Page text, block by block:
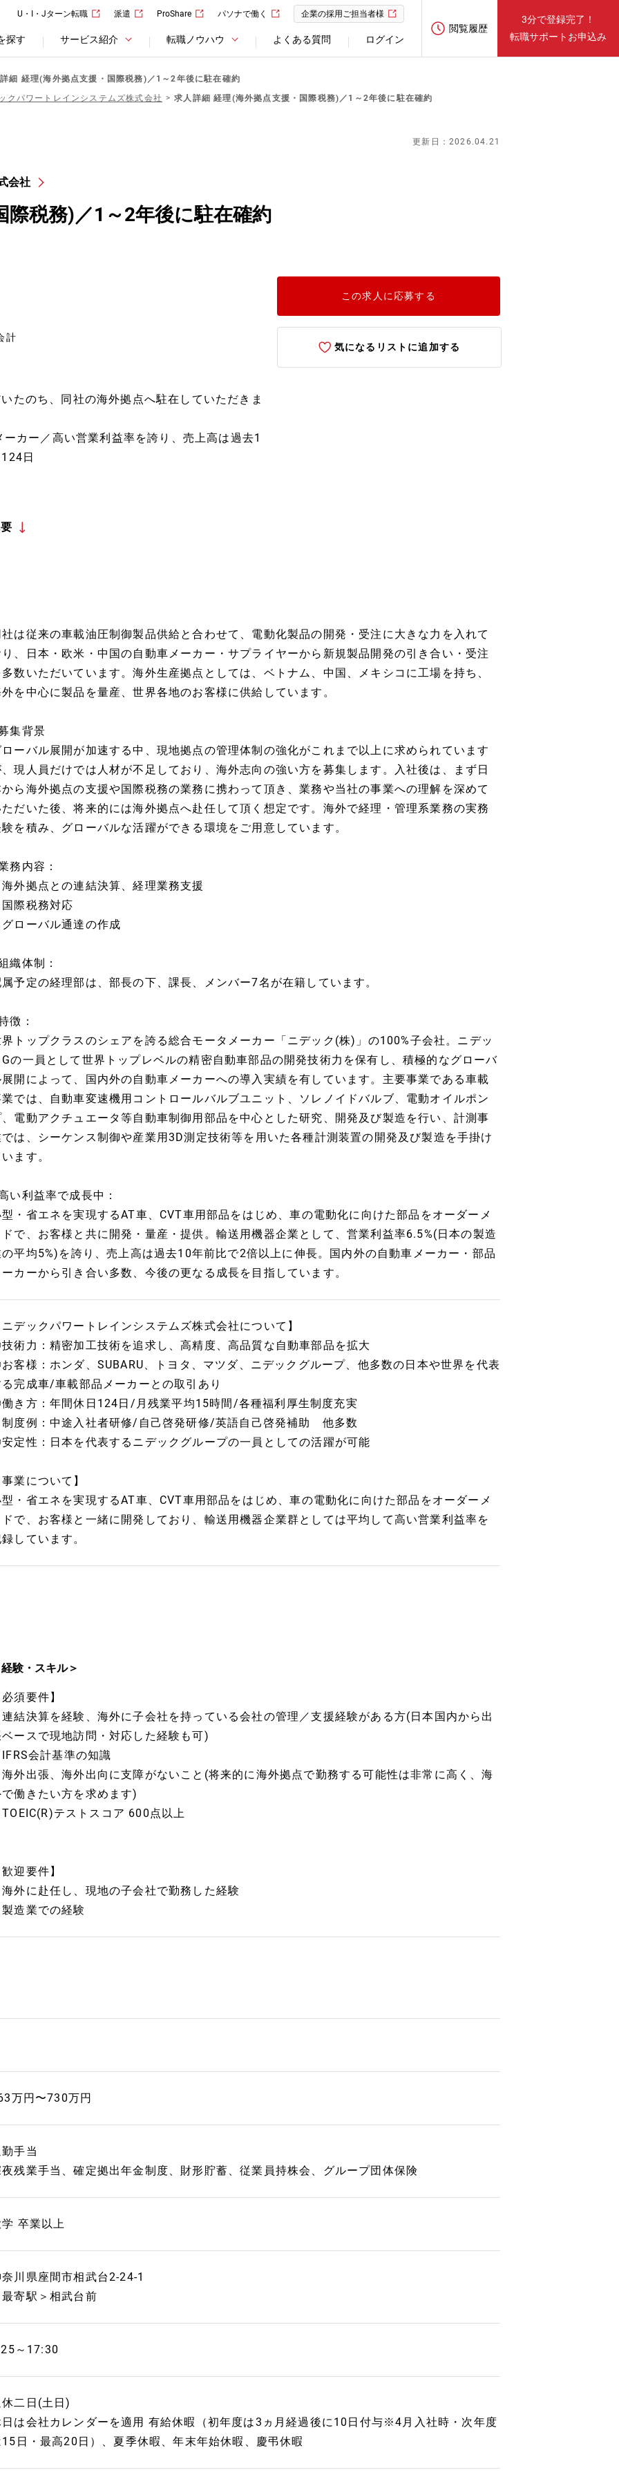
U・I・Jターン転職 派遣 ProShare パソナで働く 企業の採用ご担当者様
探す サービス紹介 転職ノウハウ よくある質問 ログイン
閲覧履歴
3分で登録完了！
転職サポートお申込み
細 経理(海外拠点支援・国際税務)／1～2年後に駐在確約
クパワートレインシステムズ株式会社
求人詳細 経理(海外拠点支援・国際税務)／1～2年後に駐在確約
更新日：2026.04.21
会社
際税務)／1～2年後に駐在確約
計
たのち、同社の海外拠点へ駐在していただきま
カー／高い営業利益率を誇り、売上高は過去1
日
この求人に応募する
気になるリストに追加する
は従来の車載油圧制御製品供給と合わせて、電動化製品の開発・受注に大きな力を入れて
、日本・欧米・中国の自動車メーカー・サプライヤーから新規製品開発の引き合い・受注
数いただいています。海外生産拠点としては、ベトナム、中国、メキシコに工場を持ち、
を中心に製品を量産、世界各地のお客様に供給しています。
集背景
ーバル展開が加速する中、現地拠点の管理体制の強化がこれまで以上に求められています
現人員だけでは人材が不足しており、海外志向の強い方を募集します。入社後は、まず日
ら海外拠点の支援や国際税務の業務に携わって頂き、業務や当社の事業への理解を深めて
だいた後、将来的には海外拠点へ赴任して頂く想定です。海外で経理・管理系業務の実務
を積み、グローバルな活躍ができる環境をご用意しています。
務内容：
外拠点との連結決算、経理業務支援
際税務対応
ローバル通達の作成
織体制：
予定の経理部は、部長の下、課長、メンバー7名が在籍しています。
徴：
トップクラスのシェアを誇る総合モータメーカー「ニデック(株)」の100%子会社。ニデッ
の一員として世界トップレベルの精密自動車部品の開発技術力を保有し、積極的なグローバ
開によって、国内外の自動車メーカーへの導入実績を有しています。主要事業である車載
では、自動車変速機用コントロールバルブユニット、ソレノイドバルブ、電動オイルポン
電動アクチュエータ等自動車制御用部品を中心とした研究、開発及び製造を行い、計測事
は、シーケンス制御や産業用3D測定技術等を用いた各種計測装置の開発及び製造を手掛け
ます。
い利益率で成長中：
・省エネを実現するAT車、CVT車用部品をはじめ、車の電動化に向けた部品をオーダーメ
で、お客様と共に開発・量産・提供。輸送用機器企業として、営業利益率6.5%(日本の製造
平均5%)を誇り、売上高は過去10年前比で2倍以上に伸長。国内外の自動車メーカー・部品
カーから引き合い多数、今後の更なる成長を目指しています。
デックパワートレインシステムズ株式会社について】
術力：精密加工技術を追求し、高精度、高品質な自動車部品を拡大
客様：ホンダ、SUBARU、トヨタ、マツダ、ニデックグループ、他多数の日本や世界を代表
完成車/車載部品メーカーとの取引あり
き方：年間休日124日/月残業平均15時間/各種福利厚生制度充実
度例：中途入社者研修/自己啓発研修/英語自己啓発補助 他多数
定性：日本を代表するニデックグループの一員としての活躍が可能
業について】
・省エネを実現するAT車、CVT車用部品をはじめ、車の電動化に向けた部品をオーダーメ
で、お客様と一緒に開発しており、輸送用機器企業群としては平均して高い営業利益率を
しています。
験・スキル＞
須要件】
結決算を経験、海外に子会社を持っている会社の管理／支援経験がある方(日本国内から出
ースで現地訪問・対応した経験も可)
会計基準の知識
外出張、海外出向に支障がないこと(将来的に海外拠点で勤務する可能性は非常に高く、海
働きたい方を求めます)
テストスコア 600点以上
迎要件】
外に赴任し、現地の子会社で勤務した経験
造業での経験
万円〜730万円
手当
残業手当、確定拠出年金制度、財形貯蓄、従業員持株会、グループ団体保険
卒業以上
川県座間市相武台2-24-1
寄駅＞相武台前
～17:30
二日(土日)
日は会社カレンダーを適用 有給休暇（初年度は3ヵ月経過後に10日付与※4月入社時・次年度
日・最高20日）、夏季休暇、年末年始休暇、慶弔休暇